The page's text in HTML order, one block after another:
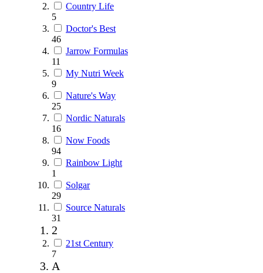
Country Life
5
Doctor's Best
46
Jarrow Formulas
11
My Nutri Week
9
Nature's Way
25
Nordic Naturals
16
Now Foods
94
Rainbow Light
1
Solgar
29
Source Naturals
31
2
21st Century
7
A